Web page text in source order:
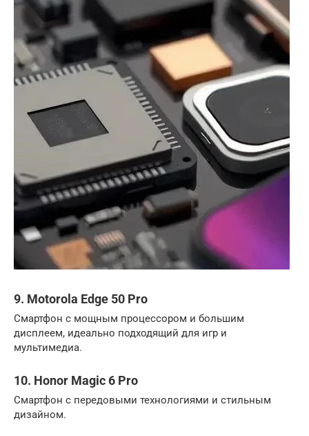
9. Motorola Edge 50 Pro
Смартфон с мощным процессором и большим
дисплеем, идеально подходящий для игр и
мультимедиа.
10. Honor Magic 6 Pro
Смартфон с передовыми технологиями и стильным
дизайном.